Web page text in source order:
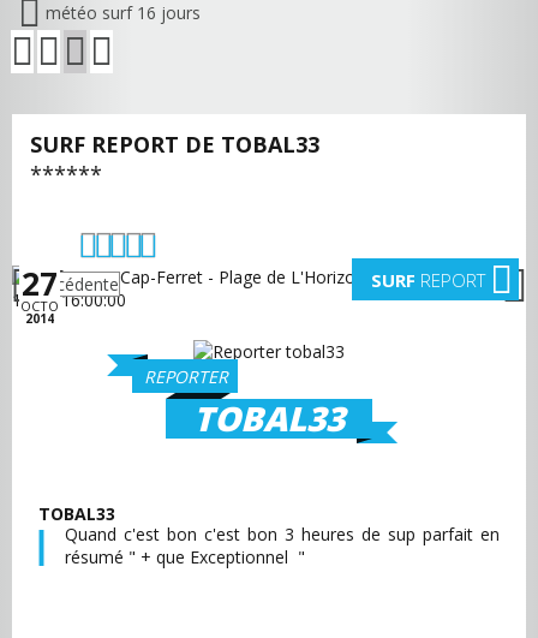
météo surf 16 jours
SURF REPORT DE TOBAL33
******
27
OCTO
2014
SURF REPORT
précédente suivante
REPORTER
TOBAL33
TOBAL33
Quand c'est bon c'est bon 3 heures de sup parfait en
résumé " + que Exceptionnel "